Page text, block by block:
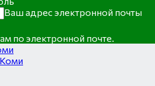
Ваш адрес электронной почты
по электронной почте.